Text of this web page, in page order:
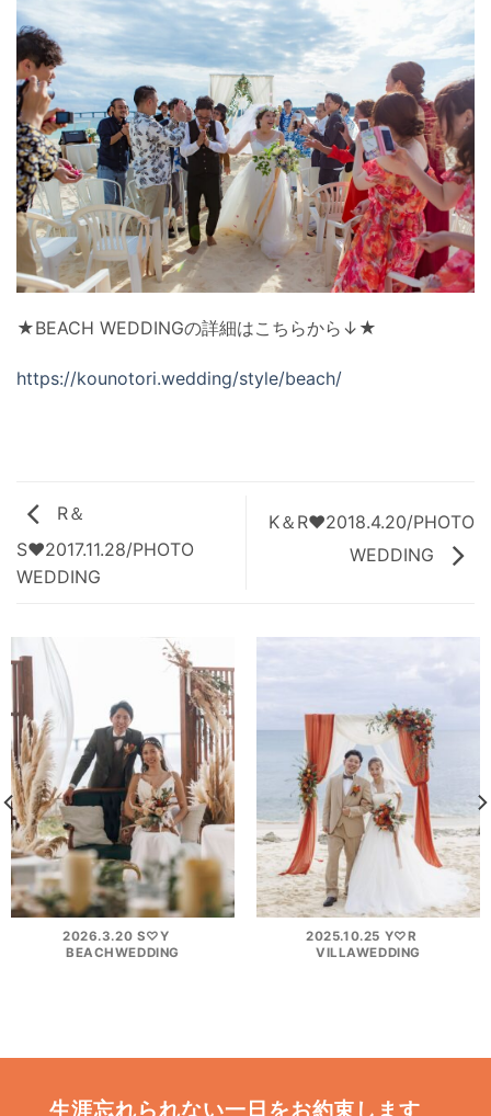
★BEACH WEDDINGの詳細はこちらから↓★
https://kounotori.wedding/style/beach/
R＆
S♥2017.11.28/PHOTO
WEDDING
K＆R♥2018.4.20/PHOTO
WEDDING
2026.3.20 S♡Y
BEACHWEDDING
2025.10.25 Y♡R
VILLAWEDDING
生涯忘れられない一日をお約束します